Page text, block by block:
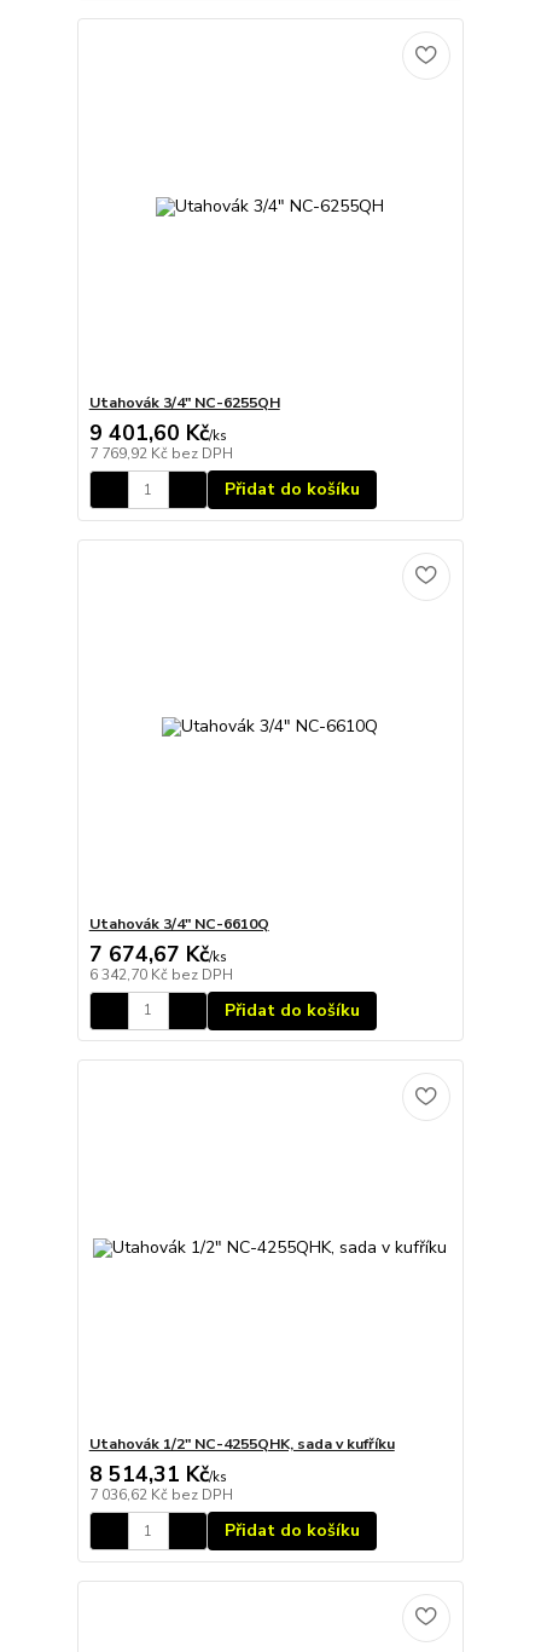
Utahovák 3/4" NC-6255QH
9 401,60 Kč/ks
7 769,92 Kč bez DPH
Přidat do košíku
Utahovák 3/4" NC-6610Q
7 674,67 Kč/ks
6 342,70 Kč bez DPH
Přidat do košíku
Utahovák 1/2" NC-4255QHK, sada v kufříku
8 514,31 Kč/ks
7 036,62 Kč bez DPH
Přidat do košíku